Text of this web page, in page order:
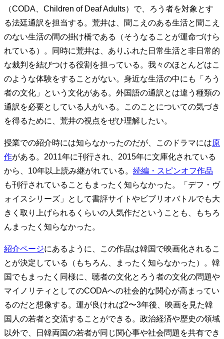
（CODA、Children of Deaf Adults）で、ろう者を対象とす
る法廷通訳を担当する。荒井は、聞こえのある生活と聞こえ
のない生活の間の掛け橋である（そうなることが運命づけら
れている）。同時に荒井は、ありふれた日常生活と非日常的
な裁判を結びつける役割を担っている。我々のほとんどはこ
のような体験をすることがない。身近な生活の中にも「ろう
者の文化」という文化がある。外国語の通訳とは違う種類の
通訳を必要としている人がいる。このことについての気づき
を得るために、荒井の視点をぜひ理解したい。
授業での紹介時には知らなかったのだが、このドラマには原
作がある。2011年に刊行され、2015年に文庫化されている
から、10年以上読み継がれている。 続編・スピンオフ作品
も刊行されていることもまったく知らなかった。「デフ・ヴ
ォイスシリーズ」として書評サイトやビブリオバトルでも大
きく取り上げられるくらいの人気作だということも、もちろ
んまったく知らなかった。
紹介ページにあるように、この作品は韓国で映画化されるこ
とが決定している（もちろん、まったく知らなかった）。韓
国でもまったく同様に、聴者の文化とろう者の文化の問題や
マイノリティとしてのCODAへの社会的な関心が高まってい
るのだと想像する。運が良ければ2〜3年後、映画を見た韓
国人の若者と交流することができる。政治経済や歴史の領域
以外で、日韓両国の若者が同じ関心事や社会問題を共有でき